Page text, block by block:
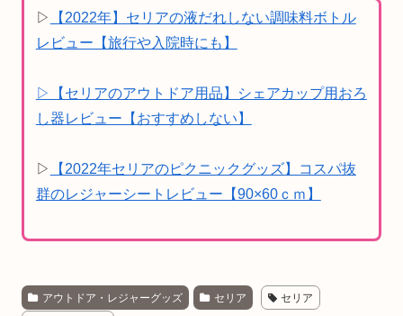
▷
【2022年】セリアの液だれしない調味料ボトル
レビュー【旅行や入院時にも】
▷【セリアのアウトドア用品】シェアカップ用おろ
し器レビュー【おすすめしない】
▷
【2022年セリアのピクニックグッズ】コスパ抜
群のレジャーシートレビュー【90×60ｃｍ】
アウトドア・レジャーグッズ セリア セリア